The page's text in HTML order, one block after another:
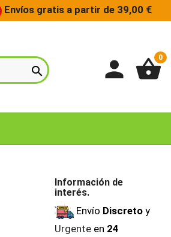
Envíos gratis a partir de 39,00 €
 person shopping_basket
0
Información de
interés.
Envío Discretoy
Urgenteen 24